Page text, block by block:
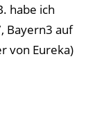
habe ich
Bayern3 auf
von Eureka)